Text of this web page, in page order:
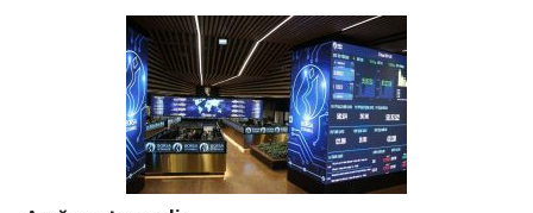
yapanlar, riski kontrol altında tutmak için çeşitli teknikler
kullanır. Borsa, yatırım yapanların kar elde etmek için
sermayelerini riske atabilecekleri bir piyasadır. Bu risk,